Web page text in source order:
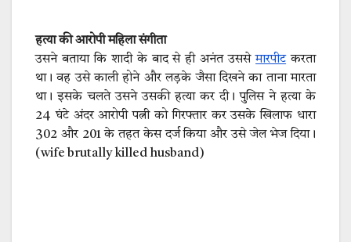
हत्या की आरोपी महिला संगीता
उसने बताया कि शादी के बाद से ही अनंत उससेमारपीटकरता
था। वह उसे काली होने और लड़के जैसा दिखने का ताना मारता
था। इसके चलते उसने उसकी हत्या कर दी। पुलिस ने हत्या के
24 घंटे अंदर आरोपी पत्नी को गिरफ्तार कर उसके खिलाफ धारा
302 और 201 के तहत केस दर्ज किया और उसे जेल भेज दिया।
(wife brutally killed husband)